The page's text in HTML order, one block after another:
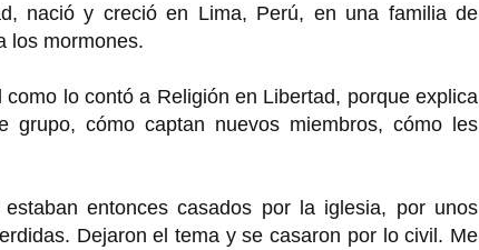
nació y creció en Lima, Perú, en una familia de
los mormones.
lo contó a Religión en Libertad, porque explica
cómo captan nuevos miembros, cómo les
entonces casados por la iglesia, por unos
Dejaron el tema y se casaron por lo civil. Me